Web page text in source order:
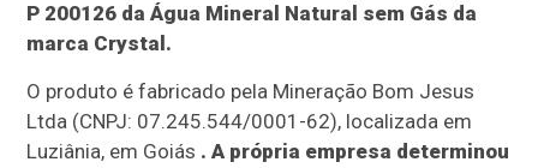
P 200126 da Água Mineral Natural sem Gás da
marca Crystal.
O produto é fabricado pela Mineração Bom Jesus
Ltda (CNPJ: 07.245.544/0001-62), localizada em
Luziânia, em Goiás . A própria empresa determinou